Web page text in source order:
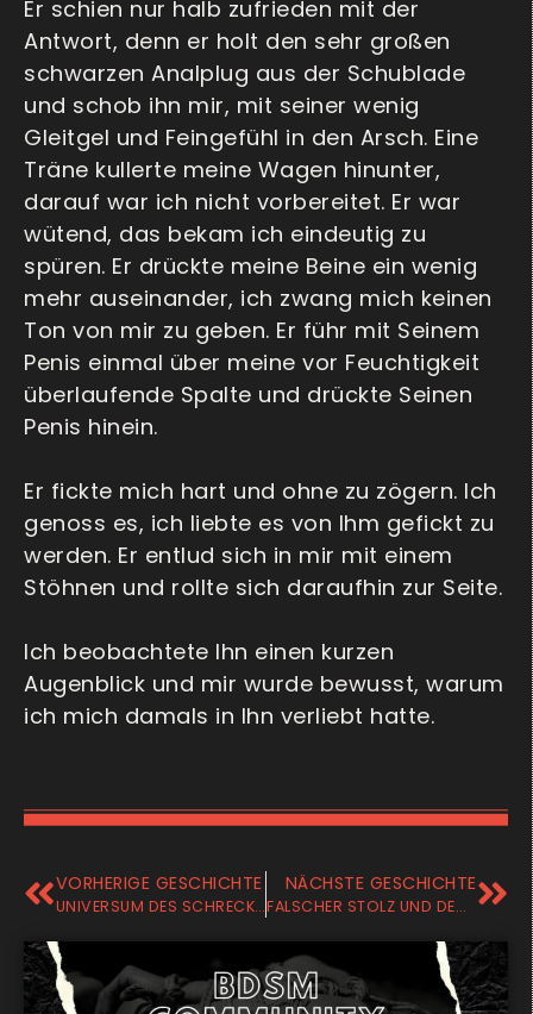
Er schien nur halb zufrieden mit der
Antwort, denn er holt den sehr großen
schwarzen Analplug aus der Schublade
und schob ihn mir, mit seiner wenig
Gleitgel und Feingefühl in den Arsch. Eine
Träne kullerte meine Wagen hinunter,
darauf war ich nicht vorbereitet. Er war
wütend, das bekam ich eindeutig zu
spüren. Er drückte meine Beine ein wenig
mehr auseinander, ich zwang mich keinen
Ton von mir zu geben. Er führ mit Seinem
Penis einmal über meine vor Feuchtigkeit
überlaufende Spalte und drückte Seinen
Penis hinein.
Er fickte mich hart und ohne zu zögern. Ich
genoss es, ich liebte es von Ihm gefickt zu
werden. Er entlud sich in mir mit einem
Stöhnen und rollte sich daraufhin zur Seite.
Ich beobachtete Ihn einen kurzen
Augenblick und mir wurde bewusst, warum
ich mich damals in Ihn verliebt hatte.
VORHERIGE GESCHICHTE
UNIVERSUM DES SCHRECKENS
NÄCHSTE GESCHICHTE
FALSCHER STOLZ UND DEMÜTIGUNG